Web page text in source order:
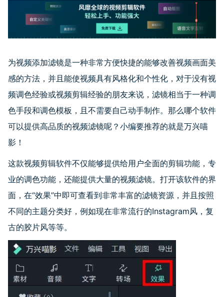
为视频添加滤镜是一种非常方便快捷的能够改善视频画面美
感的方法，并且能使视频具有风格化和个性化，对于没有视
频调色经验或视频剪辑经验的朋友来说，滤镜相当于一种调
色手段和调色模板，且不需要自己动手制作。那么哪个软件
可以提供高品质的视频滤镜呢？小编要推荐的就是万兴喵
影！
这款视频剪辑软件不仅能够提供给用户全面的剪辑功能，专
业的调色功能，还能提供大量的视频滤镜。打开该软件的界
面，在“效果”中即可查看到非常丰富的滤镜资源，并且按照
不同的主题分类好，例如现在非常流行的Instagram风，复
古的胶片风等等。